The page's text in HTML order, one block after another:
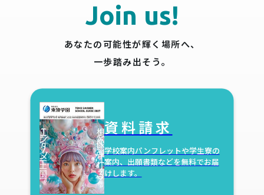
Join us!
あなたの可能性が輝く場所へ、
一歩踏み出そう。
資料請求
学校案内パンフレットや学生寮の
案内、出願書類などを無料でお届
けします。